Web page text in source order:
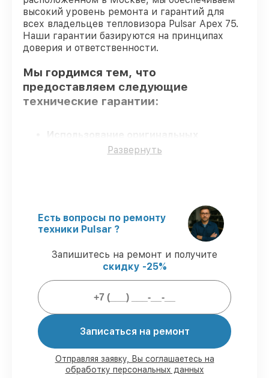
высокий уровень ремонта и гарантий для
всех владельцев тепловизора Pulsar Apex 75.
Наши гарантии базируются на принципах
доверия и ответственности.
Мы гордимся тем, что
предоставляем следующие
технические гарантии:
– для всех видов сервиса
Выполнение работ вовремя
–
гарантируем завершение работ без
Подтвержденная гарантия–
предоставляем официальное
гарантийное сопровождение после
Мы гарантируем:
80%работ с возможностью наблюдения
90%комплектующих для тепловизоров
Развернуть
Есть вопросы по ремонту
техники Pulsar ?
Запишитесь на ремонт и получите
скидку -25%
Записаться на ремонт
Отправляя заявку, Вы соглашаетесь на
обработку персональных данных